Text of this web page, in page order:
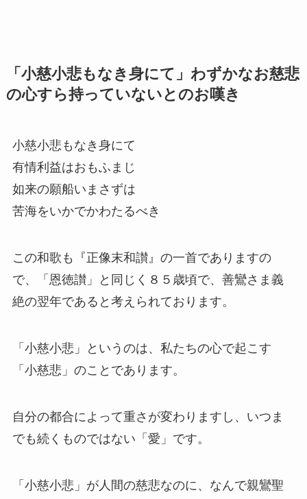
「小慈小悲もなき身にて」わずかなお慈悲
の心すら持っていないとのお嘆き
小慈小悲もなき身にて
有情利益はおもふまじ
如来の願船いまさずは
苦海をいかでかわたるべき
この和歌も『正像末和讃』の一首でありますの
で、「恩徳讃」と同じく８５歳頃で、善鸞さま義
絶の翌年であると考えられております。
「小慈小悲」というのは、私たちの心で起こす
「小慈悲」のことであります。
自分の都合によって重さが変わりますし、いつま
でも続くものではない「愛」です。
「小慈小悲」が人間の慈悲なのに、なんで親鸞聖